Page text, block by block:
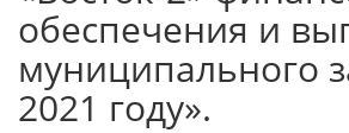
обеспечения и
муниципального
2021 году».